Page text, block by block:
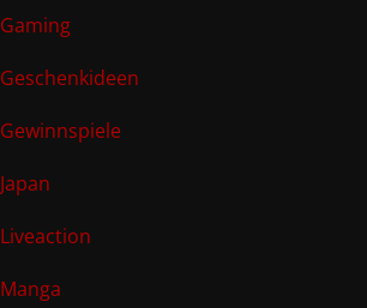
Gaming
Geschenkideen
Gewinnspiele
Japan
Liveaction
Manga